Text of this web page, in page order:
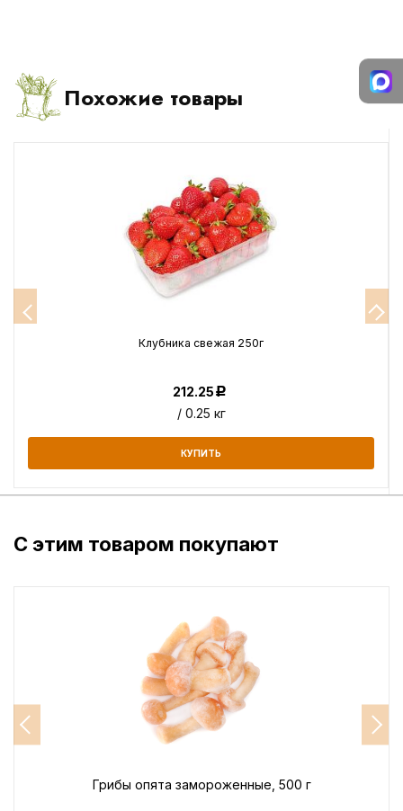
Похожие товары
Клубника свежая 250г
212.25Р
/ 0.25 кг
КУПИТЬ
С этим товаром покупают
Грибы опята замороженные, 500 г